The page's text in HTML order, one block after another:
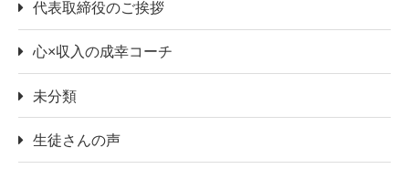
代表取締役のご挨拶
心×収入の成幸コーチ
未分類
生徒さんの声